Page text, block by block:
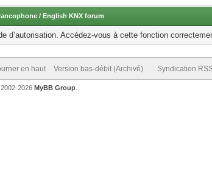
/ English KNX forum
d’autorisation. Accédez-vous à cette fonction
en haut Version bas-débit (Archivé) Syndication
2026 MyBB Group.